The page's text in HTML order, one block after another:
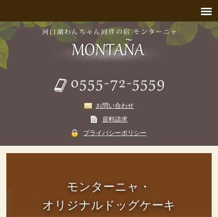
お問い合わせ
資料請求
プライバシーポリシー
モンターニャ・
オリジナルドッグケーキ